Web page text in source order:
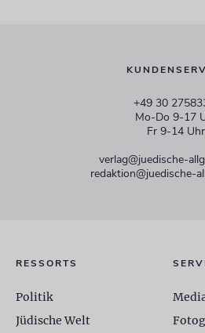
+49 30
Mo-Do 9-17
Fr 9-14 Uhr
verlag@juedische-
redaktion@juedische-
RESSORTS
Politik
Jüdische Welt